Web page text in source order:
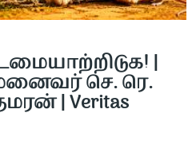
|
செ. ரெ.
| Veritas